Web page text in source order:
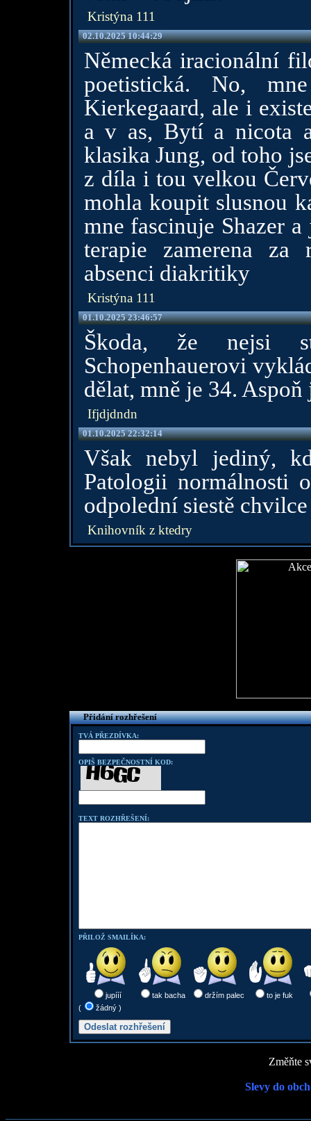
Kristýna 111
02.10.2025 10:44:29
Německá iracionální
poetistická. No,
Kierkegaard, ale i
a v as, Bytí a nicota
klasika Jung, od toho
z díla i tou velkou
mohla koupit slusnou
mne fascinuje Shazer
terapie zamerena za
absenci diakritiky
Kristýna 111
01.10.2025 23:46:57
Škoda, že nejsi
Schopenhauerovi
dělat, mně je 34.
Ifjdjdndn
01.10.2025 22:32:14
Však nebyl jediný,
Patologii normálnosti
odpolední siestě
Knihovník z ktedry
Přidání rozhřešení
TVÁ PŘEZDÍVKA:
OPIŠ BEZPEČNOSTNÍ KOD:
TEXT ROZHŘEŠENÍ:
PŘILOŽ SMAILÍKA:
jupííí tak bacha držím palec
to je fuk
(
žádný )
Změňte
Slevy do